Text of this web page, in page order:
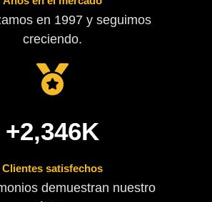
en 1997 y seguimos
creciendo.
+2,346K
Clientes satisfechos
demuestran nuestro